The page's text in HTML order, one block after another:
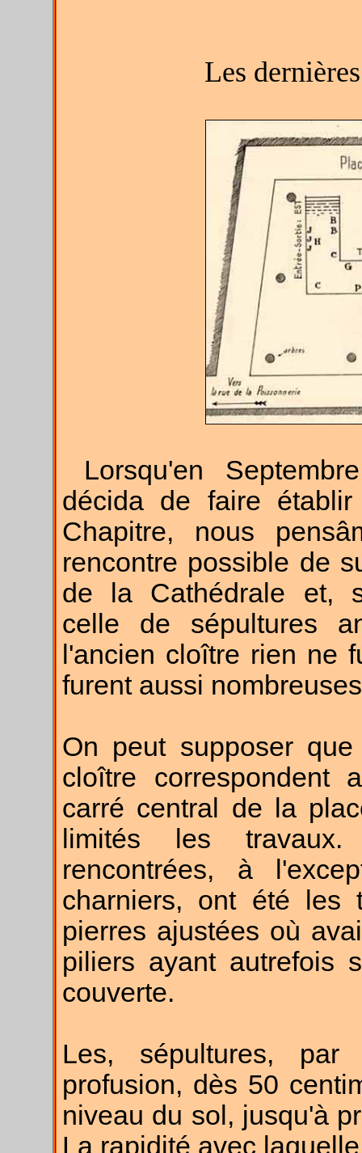
Les
Lorsqu'en
décida de faire
Chapitre, nous
rencontre possible de
de la Cathédrale et,
celle de sépultures
l'ancien cloître rien ne
furent aussi
On peut supposer
cloître correspondent
carré central de la
limités les
rencontrées, à
charniers, ont été les
pierres ajustées où
piliers ayant autrefois
couverte.
Les, sépultures,
profusion, dès 50
niveau du sol, jusqu'à
La rapidité avec